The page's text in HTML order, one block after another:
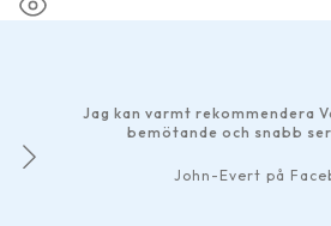
Jag kan varmt rekommendera
bemötande och snabb
John-Evert på